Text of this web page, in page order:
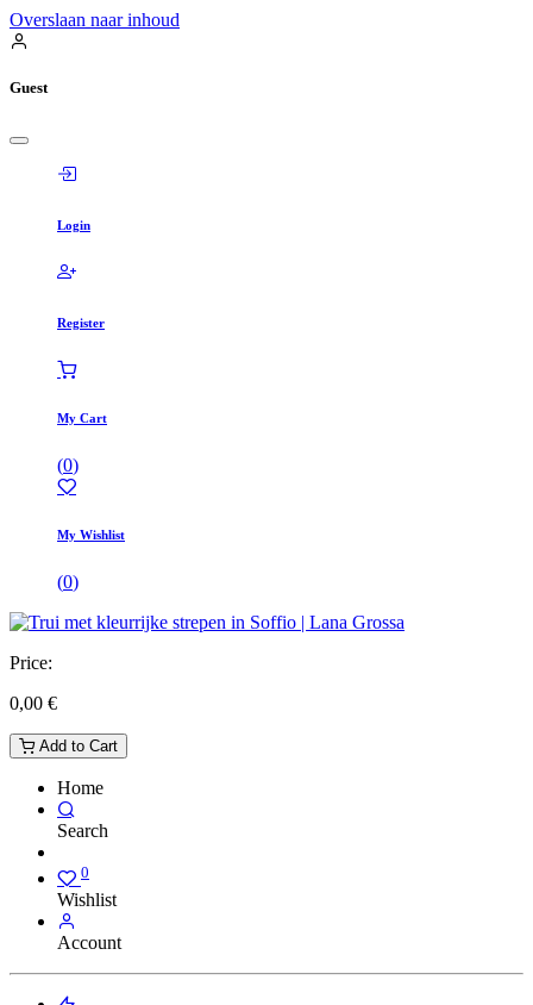
Overslaan naar inhoud
Guest
Login
Register
My Cart
(0)
My Wishlist
(0)
Price:
0,00 €
Add to Cart
Home
Search
0
Wishlist
Account